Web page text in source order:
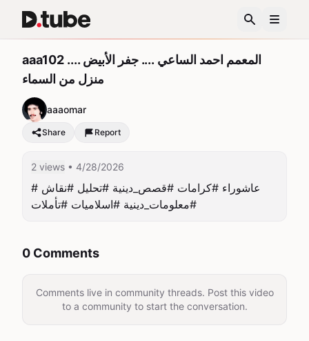
aaa102 .... المعمم احمد الساعي .... جفر الأبيض
منزل من السماء
aaaomar
Share Report
2 views • 4/28/2026
#عاشوراء #كرامات #قصص_دينية #تحليل #نقاش
#معلومات_دينية #اسلاميات #تأملات
0 Comments
Comments live in community threads. Post this video
to a community to start the conversation.